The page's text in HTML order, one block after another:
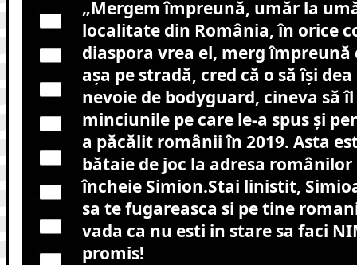
„Mergem împreună, umăr la
localitate din România, în orice
diaspora vrea el, merg împreună
așa pe stradă, cred că o să își
nevoie de bodyguard, cineva să
minciunile pe care le-a spus și
a păcălit românii în 2019. Asta
bătaie de joc la adresa românilor
încheie Simion.Stai linistit,
sa te fugareasca si pe tine
vada ca nu esti in stare sa faci
promis!